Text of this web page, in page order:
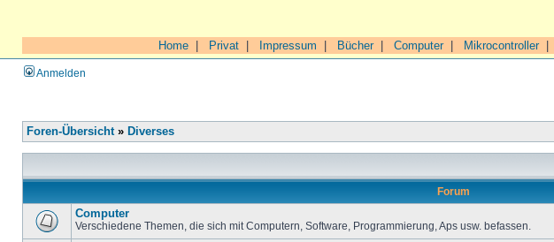
Home Privat Impressum Bücher| Computer| Mikrocontroller|
Anmelden
Foren-Übersicht» Diverses
Forum
Computer
Verschiedene Themen, die sich mit Computern, Software, Programmierung, Aps usw. befassen.